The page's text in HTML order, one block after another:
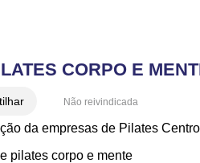
CORPO E
Não reivindicada
da empresas de Pilates Centro
pilates corpo e mente